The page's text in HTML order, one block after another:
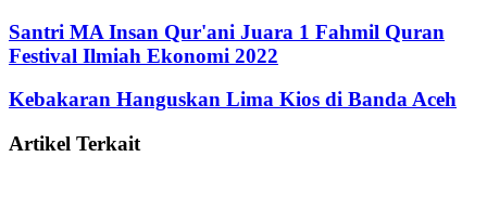
Santri MA Insan Qur'ani Juara 1 Fahmil Quran
Festival Ilmiah Ekonomi 2022
Kebakaran Hanguskan Lima Kios di Banda Aceh
Artikel Terkait